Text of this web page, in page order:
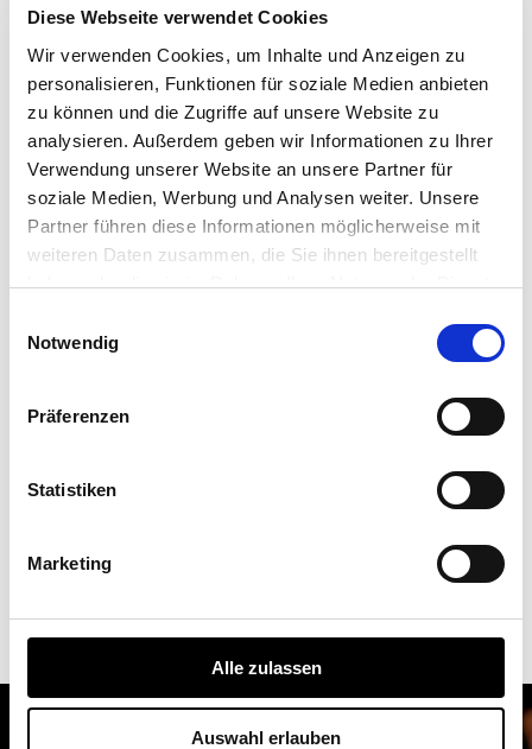
Diese Webseite verwendet Cookies
Wir verwenden Cookies, um Inhalte und Anzeigen zu
personalisieren, Funktionen für soziale Medien anbieten
zu können und die Zugriffe auf unsere Website zu
analysieren. Außerdem geben wir Informationen zu Ihrer
Verwendung unserer Website an unsere Partner für
soziale Medien, Werbung und Analysen weiter. Unsere
Partner führen diese Informationen möglicherweise mit
weiteren Daten zusammen, die Sie ihnen bereitgestellt
haben oder die sie im Rahmen Ihrer Nutzung der Dienste
Notwendig
Präferenzen
Statistiken
Marketing
Alle zulassen
Auswahl erlauben
handwerkliche Qualität und regionale Produkte
genau dann verfügbar zu machen, wenn die
Menschen sie brauchen – unabhängig von
Öffnungszeiten.
Dabei verbinden wir traditionelle Werte mit
moderner Technologie und schaffen ein
Denn wir sind überzeugt: Guter Geschmack, Qualität
und regionale Vielfalt sollten jederzeit erreichbar
sein.
FABER24 – guter Geschmack kennt keine